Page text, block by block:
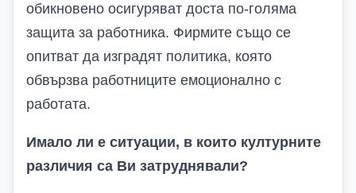
обикновено осигуряват доста по-голяма
защита за работника. Фирмите също се
опитват да изградят политика, която
обвързва работниците емоционално с
работата.
Имало ли е ситуации, в които културните
различия са Ви затруднявали?